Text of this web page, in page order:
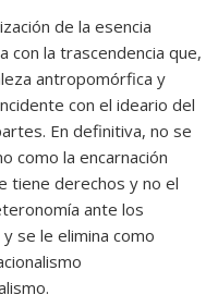
de la esencia
con la trascendencia que,
antropomórfica y
con el ideario del
En definitiva, no se
como la encarnación
tiene derechos y no el
ante los
se le elimina como